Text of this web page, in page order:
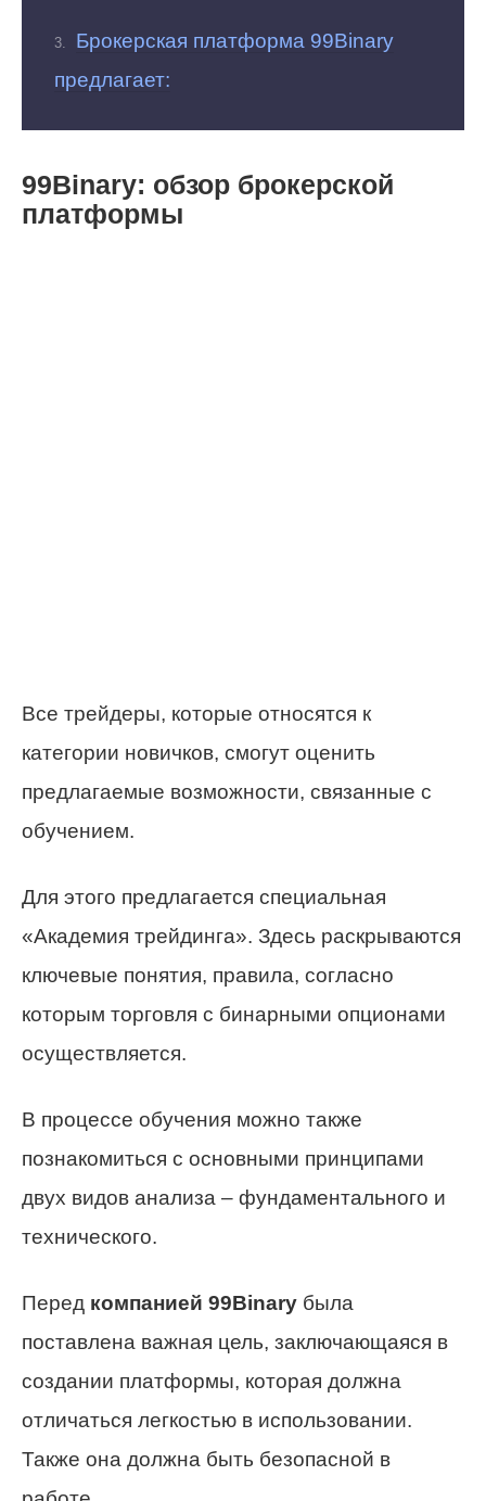
Брокерская платформа 99Binary
предлагает:
99Binary: обзор брокерской
платформы
Все трейдеры, которые относятся к
категории новичков, смогут оценить
предлагаемые возможности, связанные с
обучением.
Для этого предлагается специальная
«Академия трейдинга». Здесь раскрываются
ключевые понятия, правила, согласно
которым торговля с бинарными опционами
осуществляется.
В процессе обучения можно также
познакомиться с основными принципами
двух видов анализа – фундаментального и
технического.
Перед компанией 99Binary была
поставлена важная цель, заключающаяся в
создании платформы, которая должна
отличаться легкостью в использовании.
Также она должна быть безопасной в